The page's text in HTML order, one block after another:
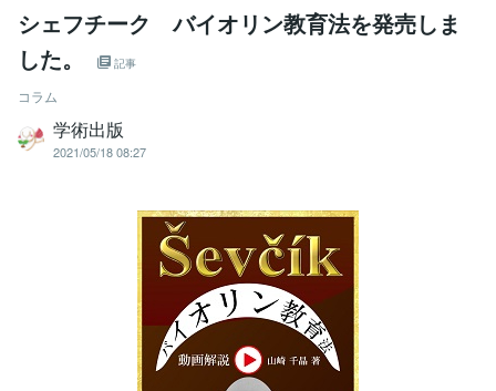
シェフチーク バイオリン教育法を発売しま
した。
記事
コラム
学術出版
2021/05/18 08:27